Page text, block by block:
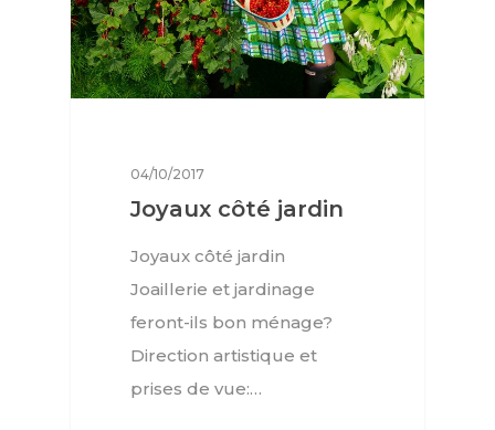
04/10/2017
Joyaux côté jardin
Joyaux côté jardin
Joaillerie et jardinage
feront-ils bon ménage?
Direction artistique et
prises de vue:…